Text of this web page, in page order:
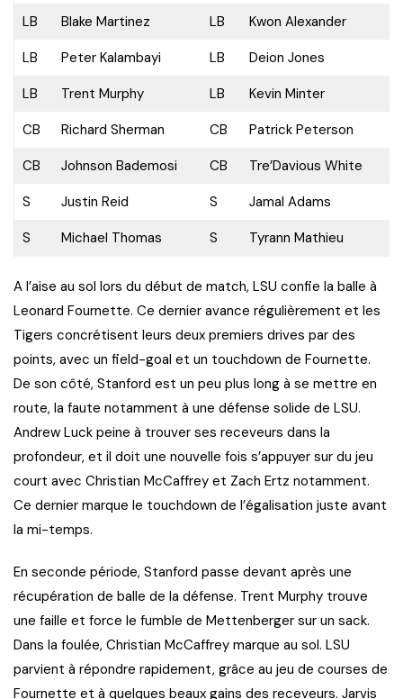
LB
Blake Martinez LB
Kwon Alexander
LB
Peter Kalambayi LB
Deion Jones
LB
Trent Murphy LB
Kevin Minter
CB
Richard Sherman CB
Patrick Peterson
CB
Johnson Bademosi CB
Tre’Davious White
S
Justin Reid S
Jamal Adams
S
Michael Thomas S Tyrann Mathieu
A l’aise au sol lors du début de match, LSU confie la balle à
Leonard Fournette. Ce dernier avance régulièrement et les
Tigers concrétisent leurs deux premiers drives par des
points, avec un field-goal et un touchdown de Fournette.
De son côté, Stanford est un peu plus long à se mettre en
route, la faute notamment à une défense solide de LSU.
Andrew Luck peine à trouver ses receveurs dans la
profondeur, et il doit une nouvelle fois s’appuyer sur du jeu
court avec Christian McCaffrey et Zach Ertz notamment.
Ce dernier marque le touchdown de l’égalisation juste avant
la mi-temps.
En seconde période, Stanford passe devant après une
récupération de balle de la défense. Trent Murphy trouve
une faille et force le fumble de Mettenberger sur un sack.
Dans la foulée, Christian McCaffrey marque au sol. LSU
parvient à répondre rapidement, grâce au jeu de courses de
Fournette et à quelques beaux gains des receveurs. Jarvis